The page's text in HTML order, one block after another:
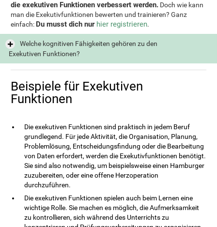
die exekutiven Funktionen verbessert werden. Doch wie kann
man die Exekutivfunktionen bewerten und trainieren? Ganz
einfach: Du musst dich nur hier registrieren.
Welche kognitiven Fähigkeiten gehören zu den
Exekutiven Funktionen?
Beispiele für Exekutiven
Funktionen
Die exekutiven Funktionen sind praktisch in jedem Beruf
grundlegend. Für jede Aktivität, die Organisation, Planung,
Problemlösung, Entscheidungsfindung oder die Bearbeitung
von Daten erfordert, werden die Exekutivfunktionen benötigt.
Sie sind also notwendig, um beispielsweise einen Hamburger
zuzubereiten, oder eine offene Herzoperation
durchzuführen.
Die exekutiven Funktionen spielen auch beim Lernen eine
wichtige Rolle. Sie machen es möglich, die Aufmerksamkeit
zu kontrollieren, sich während des Unterrichts zu